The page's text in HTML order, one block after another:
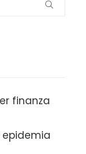
finanza
epidemia